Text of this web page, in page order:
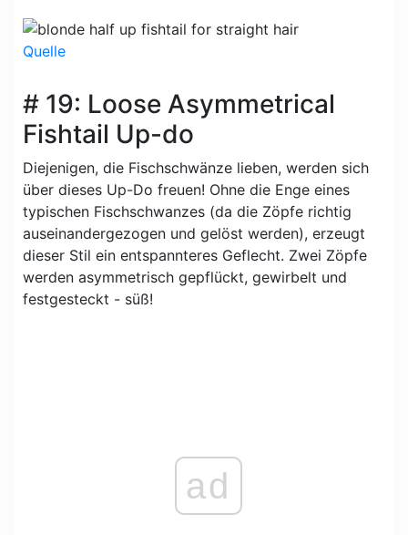
Quelle
# 19: Loose Asymmetrical
Fishtail Up-do
Diejenigen, die Fischschwänze lieben, werden sich
über dieses Up-Do freuen! Ohne die Enge eines
typischen Fischschwanzes (da die Zöpfe richtig
auseinandergezogen und gelöst werden), erzeugt
dieser Stil ein entspannteres Geflecht. Zwei Zöpfe
werden asymmetrisch gepflückt, gewirbelt und
festgesteckt - süß!
ad